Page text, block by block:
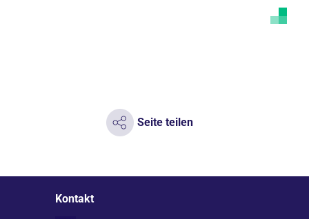
Seite teilen
Kontakt